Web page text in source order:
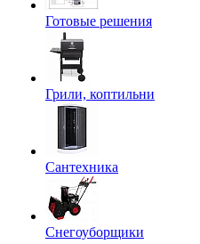
Готовые решения
Грили, коптильни
Сантехника
Снегоуборщики